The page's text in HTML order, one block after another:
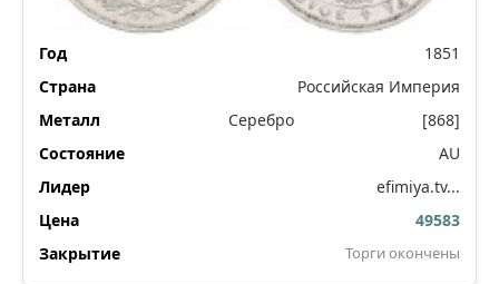
1851
Российская Империя
Серебро
[868]
AU
efimiya.tv...
49583
Торги окончены